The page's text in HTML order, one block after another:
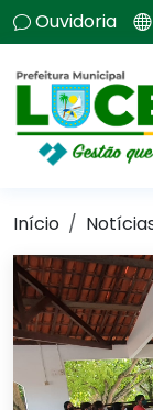
Ouvidoria
Início